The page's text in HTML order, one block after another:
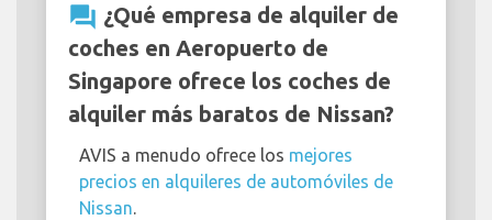
question_answer ¿Qué empresa de alquiler de
coches en Aeropuerto de
Singapore ofrece los coches de
alquiler más baratos de Nissan?
AVIS a menudo ofrece los mejores
precios en alquileres de automóviles de
Nissan.